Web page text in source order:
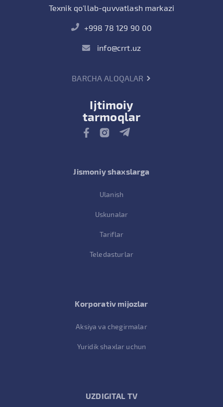
Texnik qo'llab-quvvatlash markazi
+998 78 129 90 00
info@crrt.uz
BARCHA ALOQALAR
Ijtimoiy
tarmoqlar
Jismoniy shaxslarga
Ulanish
Uskunalar
Tariflar
Teledasturlar
Korporativ mijozlar
Aksiya va chegirmalar
Yuridik shaxlar uchun
UZDIGITAL TV